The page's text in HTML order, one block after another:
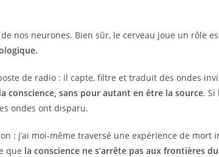
nos neurones. Bien sûr, le cerveau joue un rôle
de radio : il capte, filtre et traduit des ondes
sans pour autant en être la source. Si
ondes ont disparu.
: j’ai moi-même traversé une expérience de
que la conscience ne s’arrête pas aux frontières